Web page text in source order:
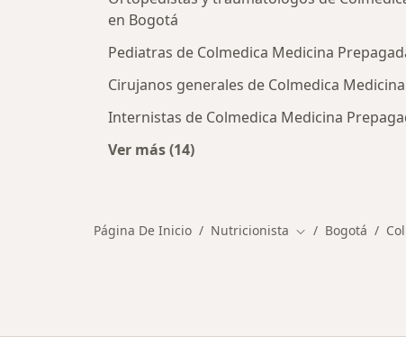
en Bogotá
Pediatras de Colmedica Medicina
Cirujanos generales de Colmedica
Internistas de Colmedica Medicina
Ver más (14)
Página De Inicio Nutricionista Cambiar de
Bogotá